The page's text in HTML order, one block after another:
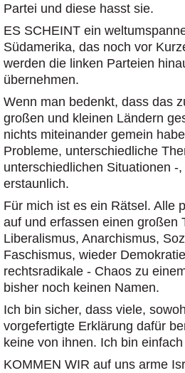
Partei und diese hasst sie.
ES SCHEINT ein
Südamerika, das noch vor
werden die linken Parteien
übernehmen.
Wenn man bedenkt, dass das
großen und kleinen Ländern
nichts miteinander gemein
Probleme, unterschiedliche
unterschiedlichen Situationen
erstaunlich.
Für mich ist es ein Rätsel. Alle
auf und erfassen einen großen
Liberalismus, Anarchismus,
Faschismus, wieder
rechtsradikale - Chaos zu
bisher noch keinen Namen.
Ich bin sicher, dass viele,
vorgefertigte Erklärung dafür
keine von ihnen. Ich bin
KOMMEN WIR auf uns arme